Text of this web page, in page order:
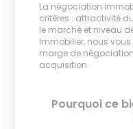
La négociation
critères : attractivité
le marché et niveau
Immobilier, nous
marge de
acquisition.
Pourquoi ce